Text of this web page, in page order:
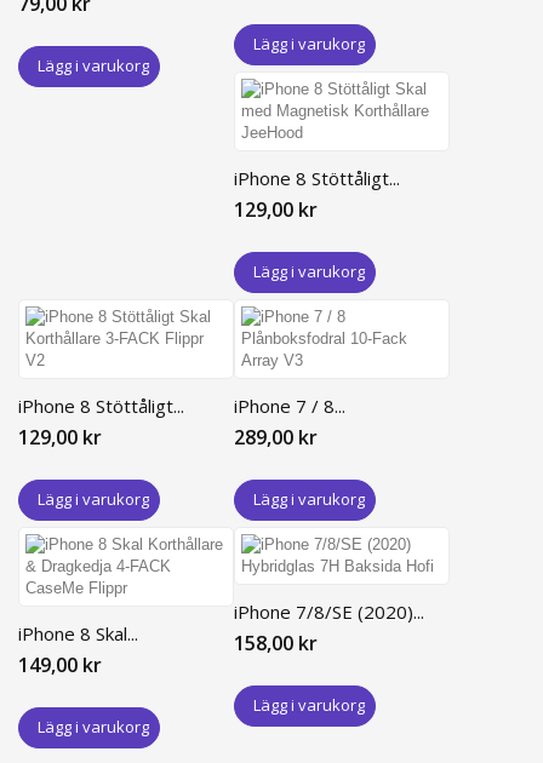
Lägg i varukorg
Lägg i varukorg
iPhone 8 Stöttåligt...
129,00 kr
Lägg i varukorg
iPhone 8 Stöttåligt...
129,00 kr
Lägg i varukorg
iPhone 7 / 8...
289,00 kr
Lägg i varukorg
iPhone 8 Skal...
149,00 kr
Lägg i varukorg
iPhone 7/8/SE (2020)...
158,00 kr
Lägg i varukorg